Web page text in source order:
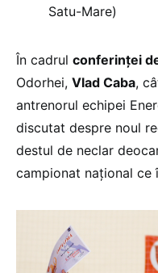
Satu-Mare)
În cadrul conferinţei
Odorhei, Vlad Caba,
antrenorul echipei
discutat despre noul
destul de neclar
campionat naţional ce